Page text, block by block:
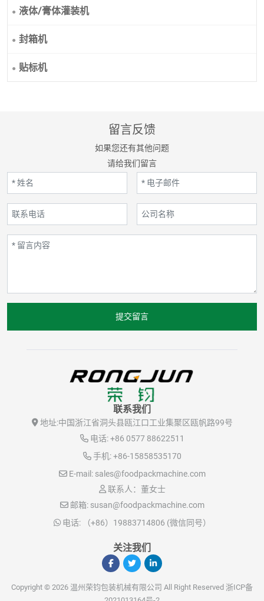
液体/膏体灌装机
封箱机
贴标机
留言反馈
如果您还有其他问题
请给我们留言
提交留言
联系我们
地址:中国浙江省洞头县瓯江口工业集聚区瓯帆路99号
电话: +86 0577 88622511
手机: +86-15858535170
E-mail: sales@foodpackmachine.com
联系人：董女士
邮箱: susan@foodpackmachine.com
电话:
（+86）19883714806 (微信同号）
关注我们
Copyright © 2026 温州荣钧包装机械有限公司 All Right Reserved 浙ICP备